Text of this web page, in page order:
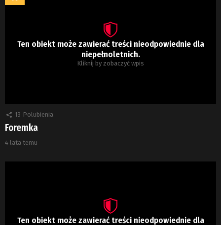
Ten obiekt może zawierać treści nieodpowiednie dla
niepełnoletnich.
Kliknij by zobaczyć wpis
13 Polubienia
Foremka
4 lata temu
Ten obiekt może zawierać treści nieodpowiednie dla